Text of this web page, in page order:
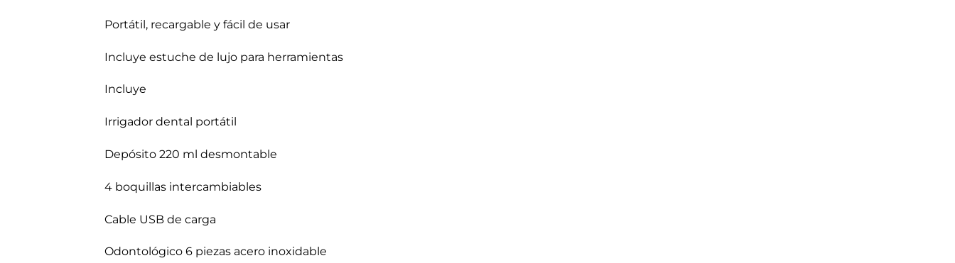
Portátil, recargable y fácil de usar
Incluye estuche de lujo para herramientas
Incluye
Irrigador dental portátil
Depósito 220 ml desmontable
4 boquillas intercambiables
Cable USB de carga
Odontológico 6 piezas acero inoxidable